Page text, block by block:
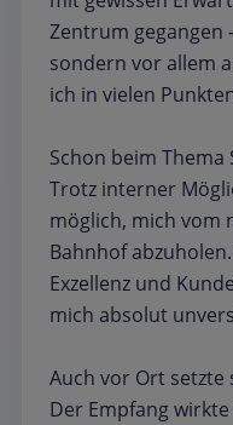
Zentrum gegangen
sondern vor allem
ich in vielen
Schon beim Thema
Trotz interner
möglich, mich vom
Bahnhof
Exzellenz und
mich absolut
Auch vor Ort setzte
Der Empfang